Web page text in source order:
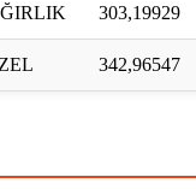
303,19929
342,96547